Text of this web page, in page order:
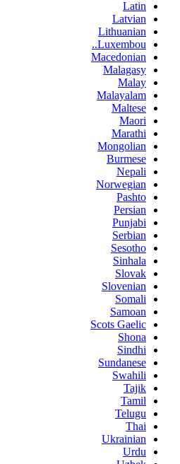
Latin
Latvian
Lithuanian
Luxembou..
Macedonian
Malagasy
Malay
Malayalam
Maltese
Maori
Marathi
Mongolian
Burmese
Nepali
Norwegian
Pashto
Persian
Punjabi
Serbian
Sesotho
Sinhala
Slovak
Slovenian
Somali
Samoan
Scots Gaelic
Shona
Sindhi
Sundanese
Swahili
Tajik
Tamil
Telugu
Thai
Ukrainian
Urdu